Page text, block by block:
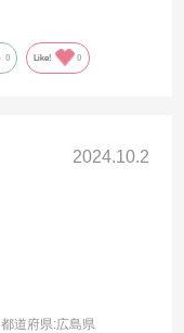
0 Like! 0
2024.10.2
都道府県:広島県